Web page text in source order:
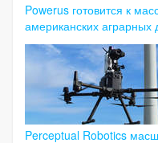
Powerus готовится к
американских аграрных
Perceptual Robotics